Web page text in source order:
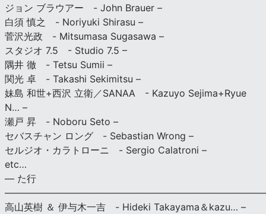
ジョン ブラウアー - John Brauer –
白須 慎之 - Noriyuki Shirasu –
菅沢光政 - Mitsumasa Sugasawa –
スタジオ 7.5 - Studio 7.5 –
隅井 徹 - Tetsu Sumii –
関光 卓 - Takashi Sekimitsu –
妹島 和世+西沢 立衛／SANAA - Kazuyo Sejima+Ryue
N… –
瀬戸 昇 - Noboru Seto –
セバスチャン ロング - Sebastian Wrong –
セルジオ・カラトローニ - Sergio Calatroni –
etc…
— た行
高山英樹 ＆ 伊与木一吉 - Hideki Takayama＆kazu… –